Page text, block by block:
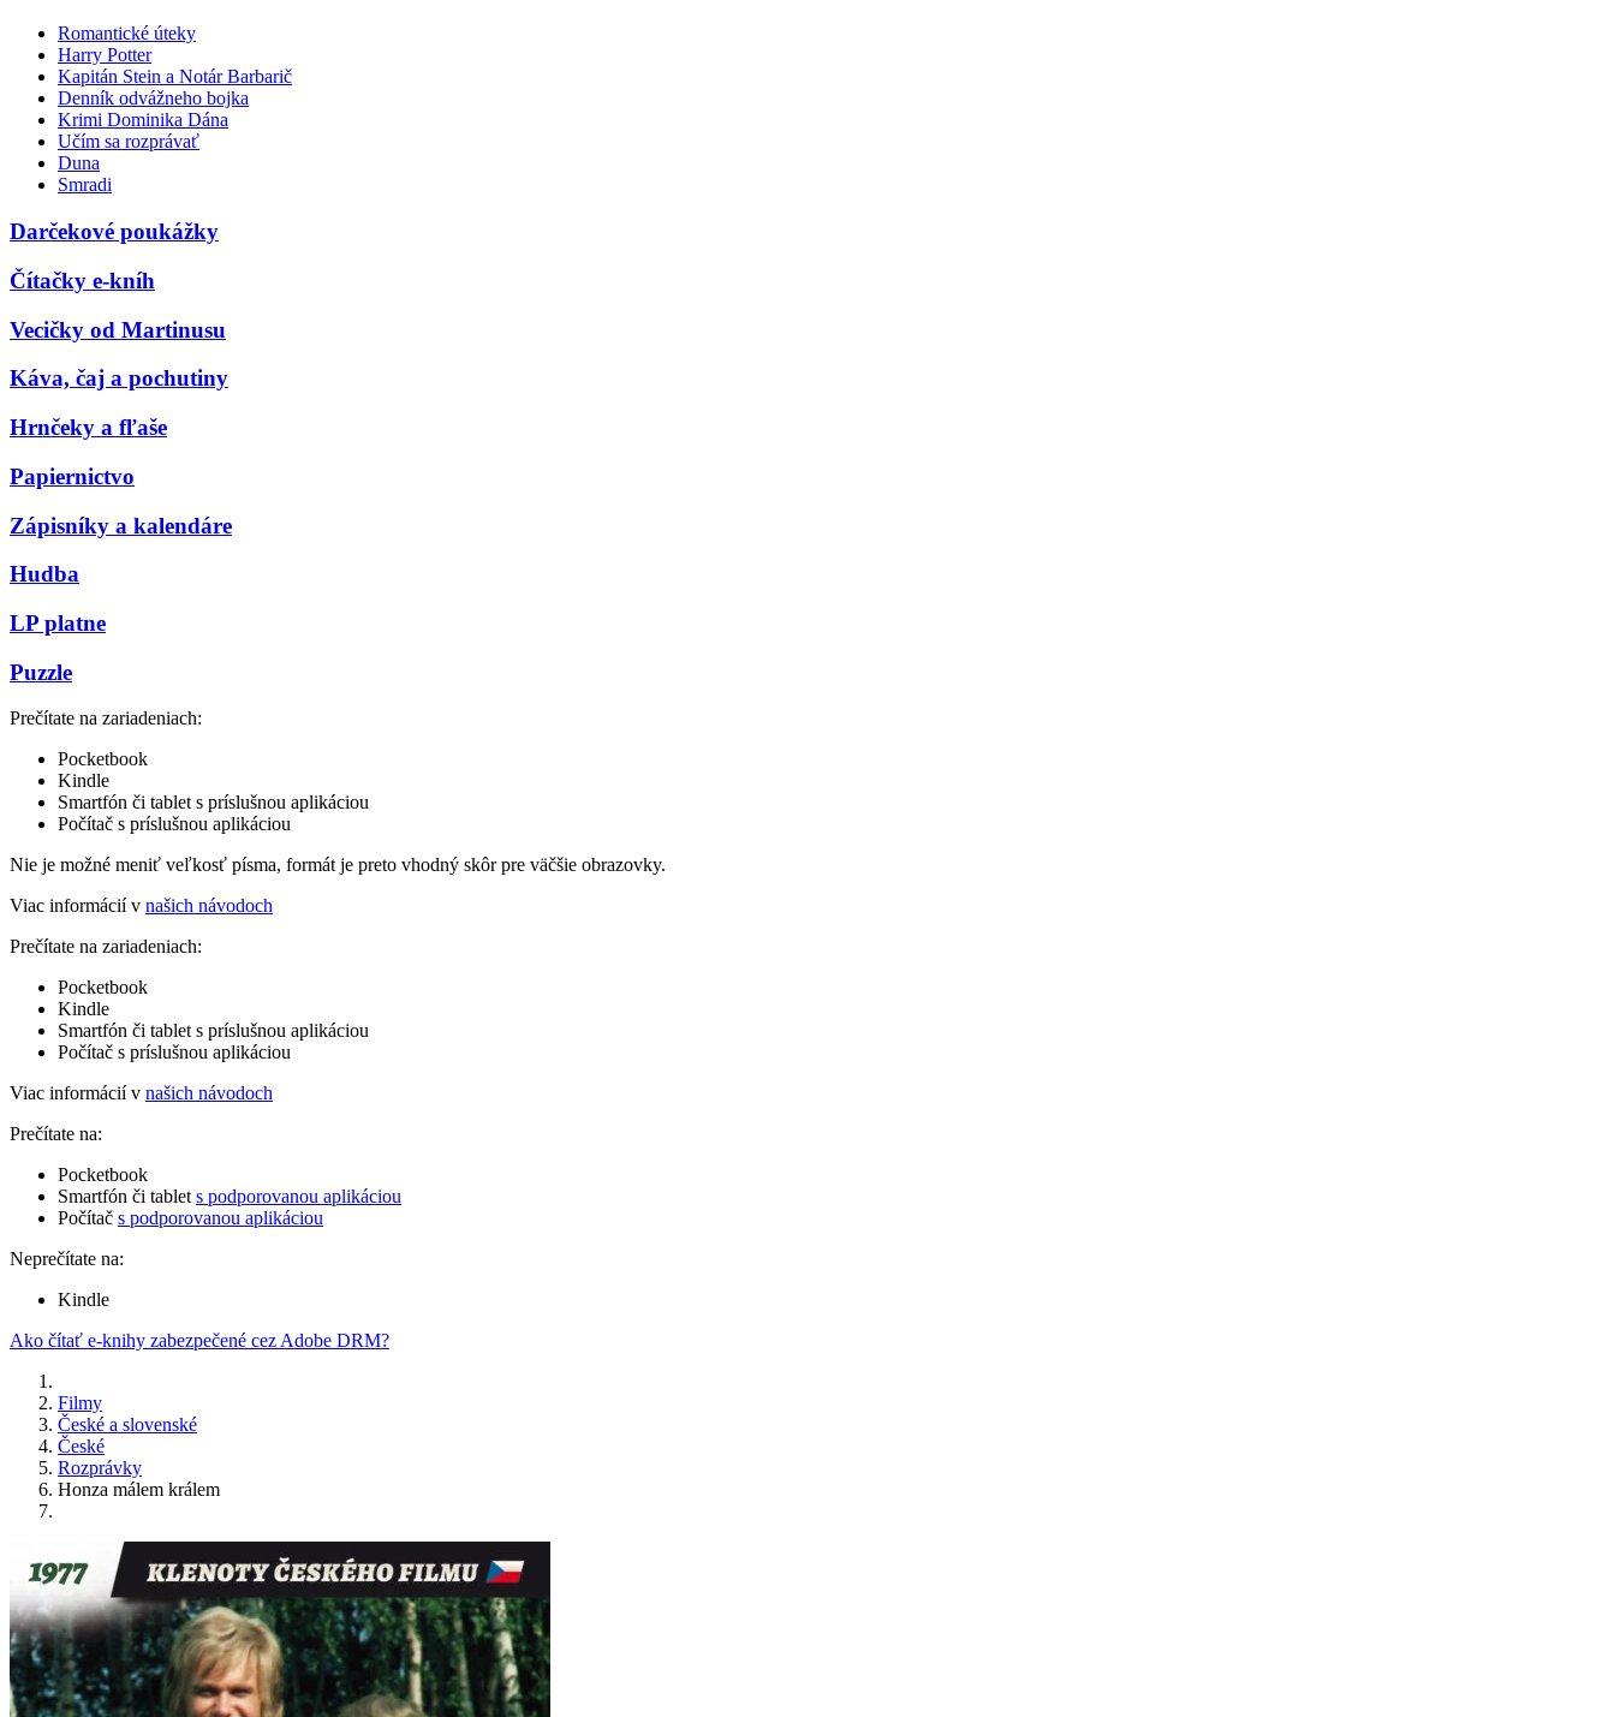
Romantické úteky
Harry Potter
Kapitán Stein a Notár Barbarič
Denník odvážneho bojka
Krimi Dominika Dána
Učím sa rozprávať
Duna
Smradi
Darčekové poukážky
Čítačky e-kníh
Vecičky od Martinusu
Káva, čaj a pochutiny
Hrnčeky a fľaše
Papiernictvo
Zápisníky a kalendáre
Hudba
LP platne
Puzzle
Prečítate na zariadeniach:
Pocketbook
Kindle
Smartfón či tablet s príslušnou aplikáciou
Počítač s príslušnou aplikáciou
Nie je možné meniť veľkosť písma, formát je preto vhodný skôr pre väčšie obrazovky.
Viac informácií v našich návodoch
Prečítate na zariadeniach:
Pocketbook
Kindle
Smartfón či tablet s príslušnou aplikáciou
Počítač s príslušnou aplikáciou
Viac informácií v našich návodoch
Prečítate na:
Pocketbook
Smartfón či tablet s podporovanou aplikáciou
Počítač s podporovanou aplikáciou
Neprečítate na:
Kindle
Ako čítať e-knihy zabezpečené cez Adobe DRM?
Filmy
České a slovenské
České
Rozprávky
Honza málem králem